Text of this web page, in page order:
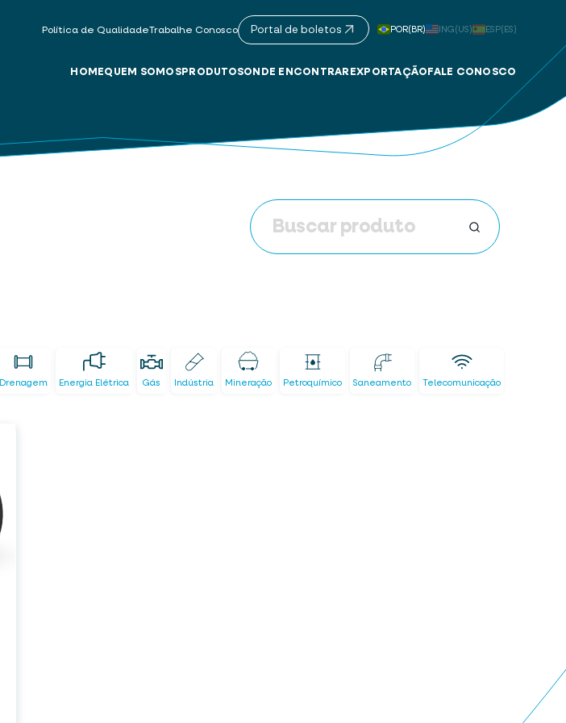
Política de QualidadeTrabalhe Conosco Portal de boletos POR(BR) ING(US) ESP(ES)
HOMEQUEM SOMOS PRODUTOSONDE ENCONTRAR EXPORTAÇÃO FALE CONOSCO
Drenagem Energia Elétrica Gás Indústria Mineração Petroquímico Saneamento Telecomunicação